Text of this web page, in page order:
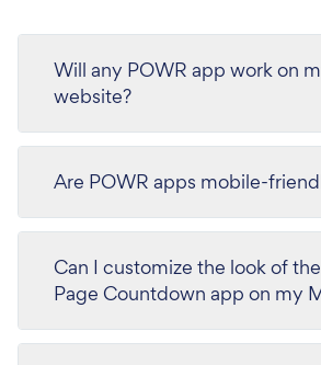
Will any POWR app work on
website?
Are POWR apps mobile-
Can I customize the look of
Page Countdown app on my